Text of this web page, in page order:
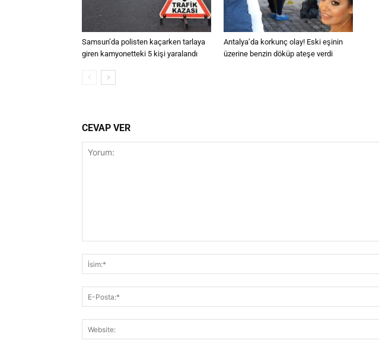
Samsun’da polisten kaçarken tarlaya
giren kamyonetteki 5 kişi yaralandı
Antalya’da korkunç olay! Eski eşinin
üzerine benzin döküp ateşe verdi
CEVAP VER